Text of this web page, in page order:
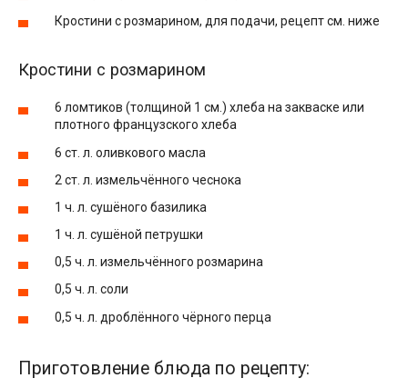
Кростини с розмарином, для подачи, рецепт см. ниже
Кростини с розмарином
6 ломтиков (толщиной 1 см.) хлеба на закваске или
плотного французского хлеба
6 ст. л. оливкового масла
2 ст. л. измельчённого чеснока
1 ч. л. сушёного базилика
1 ч. л. сушёной петрушки
0,5 ч. л. измельчённого розмарина
0,5 ч. л. соли
0,5 ч. л. дроблённого чёрного перца
Приготовление блюда по рецепту: